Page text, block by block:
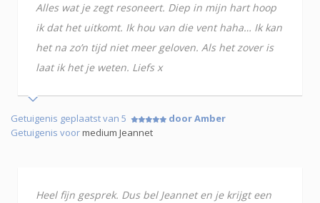
Alles wat je zegt resoneert. Diep in mijn hart hoop
ik dat het uitkomt. Ik hou van die vent haha… Ik kan
het na zo’n tijd niet meer geloven. Als het zover is
laat ik het je weten. Liefs x
Getuigenis geplaatst van 5
door Amber
Getuigenis voormedium Jeannet
Heel fijn gesprek. Dus bel Jeannet en je krijgt een